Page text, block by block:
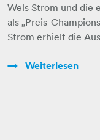
Wels Strom und die
als „Preis-
Strom erhielt die
Weiterlesen